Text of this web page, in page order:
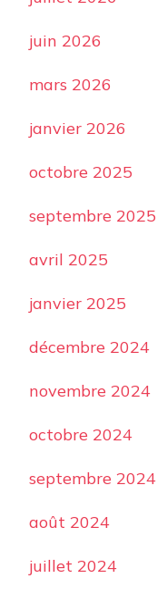
juin 2026
mars 2026
janvier 2026
octobre 2025
septembre 2025
avril 2025
janvier 2025
décembre 2024
novembre 2024
octobre 2024
septembre 2024
août 2024
juillet 2024